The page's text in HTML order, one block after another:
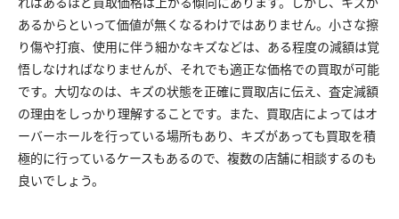
あるからといって価値が無くなるわけではありません。小さな擦
り傷や打痕、使用に伴う細かなキズなどは、ある程度の減額は覚
悟しなければなりませんが、それでも適正な価格での買取が可能
です。大切なのは、キズの状態を正確に買取店に伝え、査定減額
の理由をしっかり理解することです。また、買取店によってはオ
ーバーホールを行っている場所もあり、キズがあっても買取を積
極的に行っているケースもあるので、複数の店舗に相談するのも
良いでしょう。